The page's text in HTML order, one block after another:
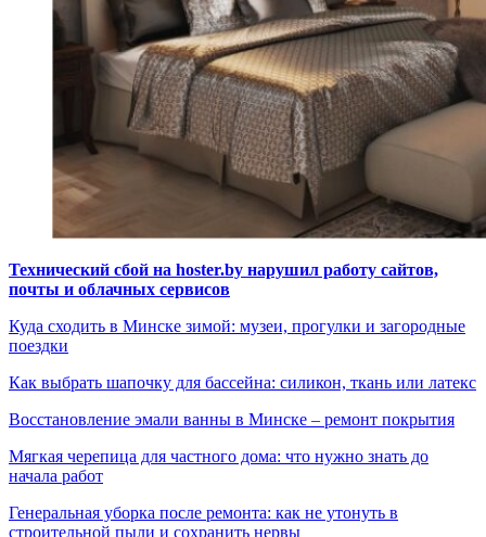
Технический сбой на hoster.by нарушил работу сайтов,
почты и облачных сервисов
Куда сходить в Минске зимой: музеи, прогулки и загородные
поездки
Как выбрать шапочку для бассейна: силикон, ткань или латекс
Восстановление эмали ванны в Минске – ремонт покрытия
Мягкая черепица для частного дома: что нужно знать до
начала работ
Генеральная уборка после ремонта: как не утонуть в
строительной пыли и сохранить нервы